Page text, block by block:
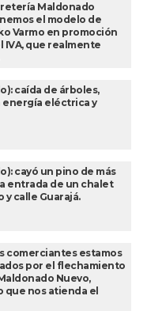
Maldonado
el modelo de
Varmo en promoción
que realmente
caída de árboles,
energía eléctrica y
cayó un pino de más
entrada de un chalet
y calle Guarajá.
comerciantes estamos
por el flechamiento
Nuevo,
que nos atienda el